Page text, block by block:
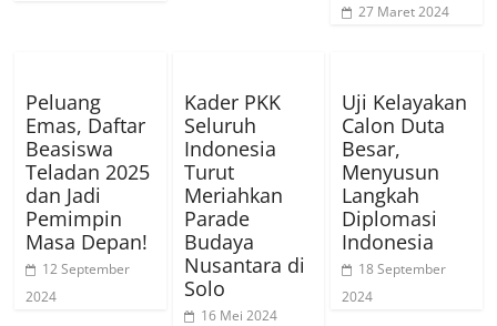
27 Maret 2024
Peluang
Emas, Daftar
Beasiswa
Teladan 2025
dan Jadi
Pemimpin
Masa Depan!
12 September
2024
Kader PKK
Seluruh
Indonesia
Turut
Meriahkan
Parade
Budaya
Nusantara di
Solo
16 Mei 2024
Uji Kelayakan
Calon Duta
Besar,
Menyusun
Langkah
Diplomasi
Indonesia
18 September
2024